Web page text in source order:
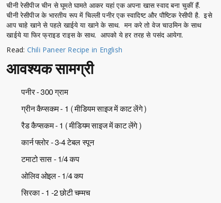
चीनी रेसीपीज चीन से घूमते घामते आकर यहां एक अपना खास स्वाद बना चुकीं हैं.
चीनी रेसीपीज के भारतीय रूप में चिल्ली पनीर एक स्वादिष्ट और पौष्टिक रेसीपी है. इसे
आप चाहे खाने से पहले खाईये या खाने के साथ. मन करे तो वेज चाउमिन के साथ
खाईये या फिर फ्राइड राइस के साथ. आपको ये हर तरह से पसंद आयेगा.
Read: Chili Paneer Recipe in English
आवश्यक सामग्री
पनीर - 300 ग्राम
ग्रीन कैप्सकम - 1 ( मीडियम साइज में काट लेंगे )
रैड कैप्सकम - 1 ( मीडियम साइज में काट लेंगे )
कार्न फ्लोर - 3-4 टेबल स्पून
टमाटो सास - 1/4 कप
ओलिव ओइल - 1/4 कप
सिरका - 1 -2 छोटी चम्मच